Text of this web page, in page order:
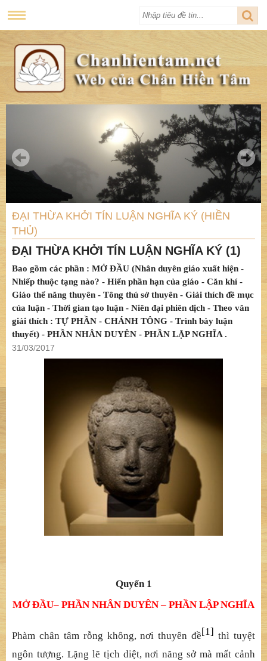
ĐẠI THỪA KHỞI TÍN LUẬN NGHĨA KÝ (HIỀN
THỦ)
ĐẠI THỪA KHỞI TÍN LUẬN NGHĨA KÝ (1)
Bao gồm các phần : MỞ ĐẦU (Nhân duyên giáo xuất hiện -
Nhiếp thuộc tạng nào? - Hiển phần hạn của giáo - Căn khí -
Giáo thể năng thuyên - Tông thú sở thuyên - Giải thích đề mục
của luận - Thời gian tạo luận - Niên đại phiên dịch - Theo văn
giải thích : TỰ PHẦN - CHÁNH TÔNG - Trình bày luận
thuyết) - PHẦN NHÂN DUYÊN - PHẦN LẬP NGHĨA .
31/03/2017
Quyển 1
MỞ ĐẦU– PHẦN NHÂN DUYÊN – PHẦN LẬP NGHĨA
Phàm chân tâm rỗng không, nơi thuyên đề[1] thì tuyệt
ngôn tượng. Lặng lẽ tịch diệt, nơi năng sở mà mất cảnh